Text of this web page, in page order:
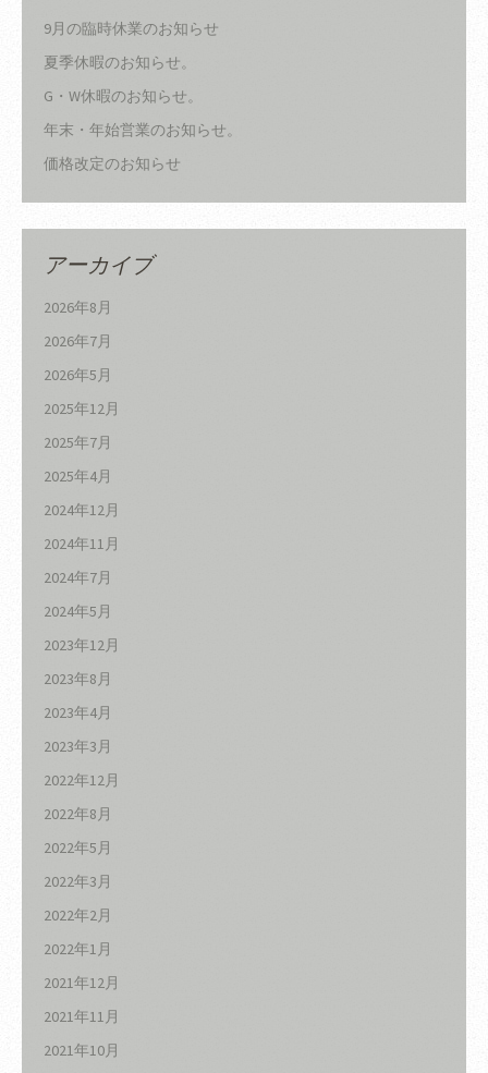
9月の臨時休業のお知らせ
夏季休暇のお知らせ。
G・W休暇のお知らせ。
年末・年始営業のお知らせ。
価格改定のお知らせ
アーカイブ
2026年8月
2026年7月
2026年5月
2025年12月
2025年7月
2025年4月
2024年12月
2024年11月
2024年7月
2024年5月
2023年12月
2023年8月
2023年4月
2023年3月
2022年12月
2022年8月
2022年5月
2022年3月
2022年2月
2022年1月
2021年12月
2021年11月
2021年10月